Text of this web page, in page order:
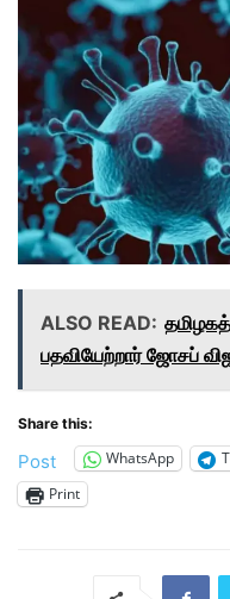
ALSO READ:
பதவியேற்றார் ஜோசப்
Share this:
Post WhatsApp
Print